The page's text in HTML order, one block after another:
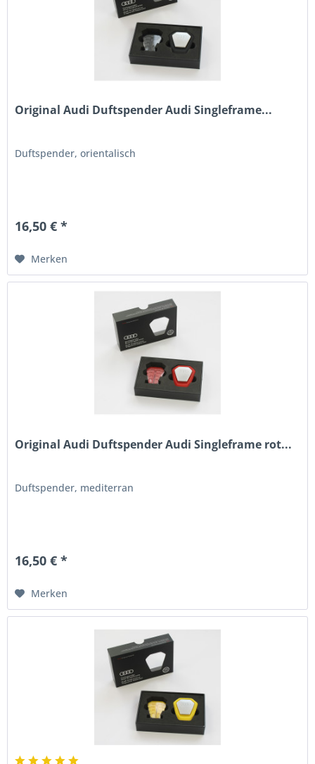
Original Audi Duftspender Audi Singleframe...
Duftspender, orientalisch
16,50 € *
Merken
Original Audi Duftspender Audi Singleframe rot...
Duftspender, mediterran
16,50 € *
Merken